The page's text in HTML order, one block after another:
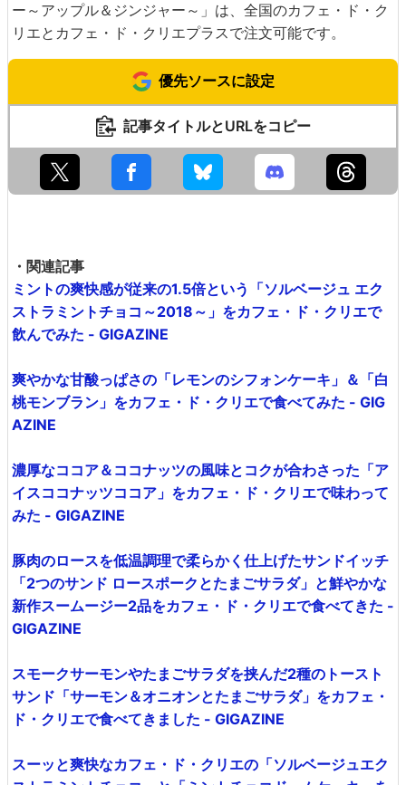
ー～アップル＆ジンジャー～」は、全国のカフェ・ド・ク
リエとカフェ・ド・クリエプラスで注文可能です。
優先ソースに設定
記事タイトルとURLをコピー
・関連記事
ミントの爽快感が従来の1.5倍という「ソルベージュ エク
ストラミントチョコ～2018～」をカフェ・ド・クリエで
飲んでみた - GIGAZINE
爽やかな甘酸っぱさの「レモンのシフォンケーキ」＆「白
桃モンブラン」をカフェ・ド・クリエで食べてみた - GIG
AZINE
濃厚なココア＆ココナッツの風味とコクが合わさった「ア
イスココナッツココア」をカフェ・ド・クリエで味わって
みた - GIGAZINE
豚肉のロースを低温調理で柔らかく仕上げたサンドイッチ
「2つのサンド ロースポークとたまごサラダ」と鮮やかな
新作スームージー2品をカフェ・ド・クリエで食べてきた -
GIGAZINE
スモークサーモンやたまごサラダを挟んだ2種のトースト
サンド「サーモン＆オニオンとたまごサラダ」をカフェ・
ド・クリエで食べてきました - GIGAZINE
スーッと爽快なカフェ・ド・クリエの「ソルベージュエク